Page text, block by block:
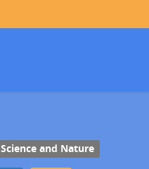
Science and Nature